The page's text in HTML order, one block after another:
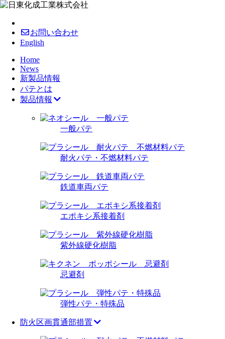
お問い合わせ
English
Home
News
新製品情報
パテとは
製品情報
一般パテ
耐火パテ・不燃材料パテ
鉄道車両パテ
エポキシ系接着剤
紫外線硬化樹脂
忌避剤
弾性パテ・特殊品
防火区画貫通部措置